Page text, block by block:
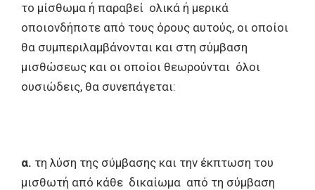
το μίσθωμα ή παραβεί ολικά ή μερικά
οποιονδήποτε από τους όρους αυτούς, οι οποίοι
θα συμπεριλαμβάνονται και στη σύμβαση
μισθώσεως και οι οποίοι θεωρούνται όλοι
ουσιώδεις, θα συνεπάγεται:
α. τη λύση της σύμβασης και την έκπτωση του
μισθωτή από κάθε δικαίωμα από τη σύμβαση